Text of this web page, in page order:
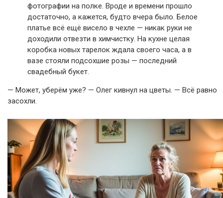
фотографии на полке. Вроде и времени прошло
достаточно, а кажется, будто вчера было. Белое
платье всё ещё висело в чехле — никак руки не
доходили отвезти в химчистку. На кухне целая
коробка новых тарелок ждала своего часа, а в
вазе стояли подсохшие розы — последний
свадебный букет.
— Может, уберём уже? — Олег кивнул на цветы. — Всё равно
засохли.